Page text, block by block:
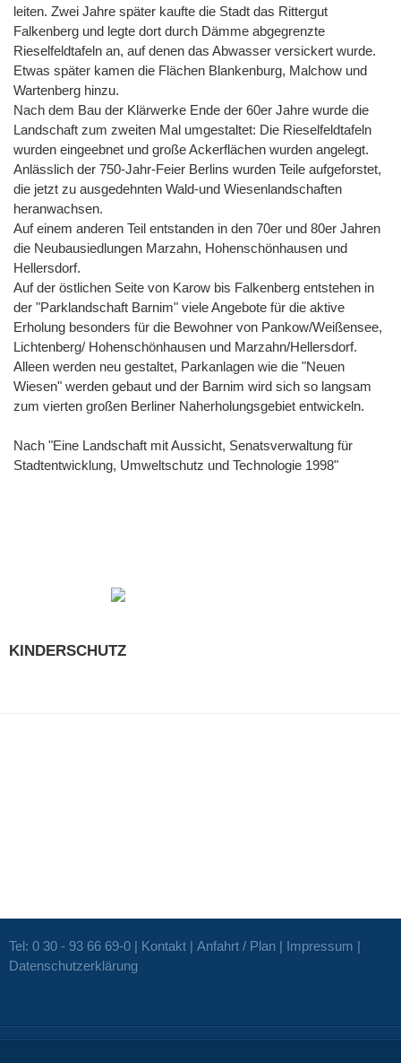
leiten. Zwei Jahre später kaufte die Stadt das Rittergut
Falkenberg und legte dort durch Dämme abgegrenzte
Rieselfeldtafeln an, auf denen das Abwasser versickert wurde.
Etwas später kamen die Flächen Blankenburg, Malchow und
Wartenberg hinzu.
Nach dem Bau der Klärwerke Ende der 60er Jahre wurde die
Landschaft zum zweiten Mal umgestaltet: Die Rieselfeldtafeln
wurden eingeebnet und große Ackerflächen wurden angelegt.
Anlässlich der 750-Jahr-Feier Berlins wurden Teile aufgeforstet,
die jetzt zu ausgedehnten Wald-und Wiesenlandschaften
heranwachsen.
Auf einem anderen Teil entstanden in den 70er und 80er Jahren
die Neubausiedlungen Marzahn, Hohenschönhausen und
Hellersdorf.
Auf der östlichen Seite von Karow bis Falkenberg entstehen in
der "Parklandschaft Barnim" viele Angebote für die aktive
Erholung besonders für die Bewohner von Pankow/Weißensee,
Lichtenberg/ Hohenschönhausen und Marzahn/Hellersdorf.
Alleen werden neu gestaltet, Parkanlagen wie die "Neuen
Wiesen" werden gebaut und der Barnim wird sich so langsam
zum vierten großen Berliner Naherholungsgebiet entwickeln.
Nach "Eine Landschaft mit Aussicht, Senatsverwaltung für
Stadtentwicklung, Umweltschutz und Technologie 1998"
KINDERSCHUTZ
Tel: 0 30 - 93 66 69-0 | Kontakt | Anfahrt / Plan | Impressum |
Datenschutzerklärung